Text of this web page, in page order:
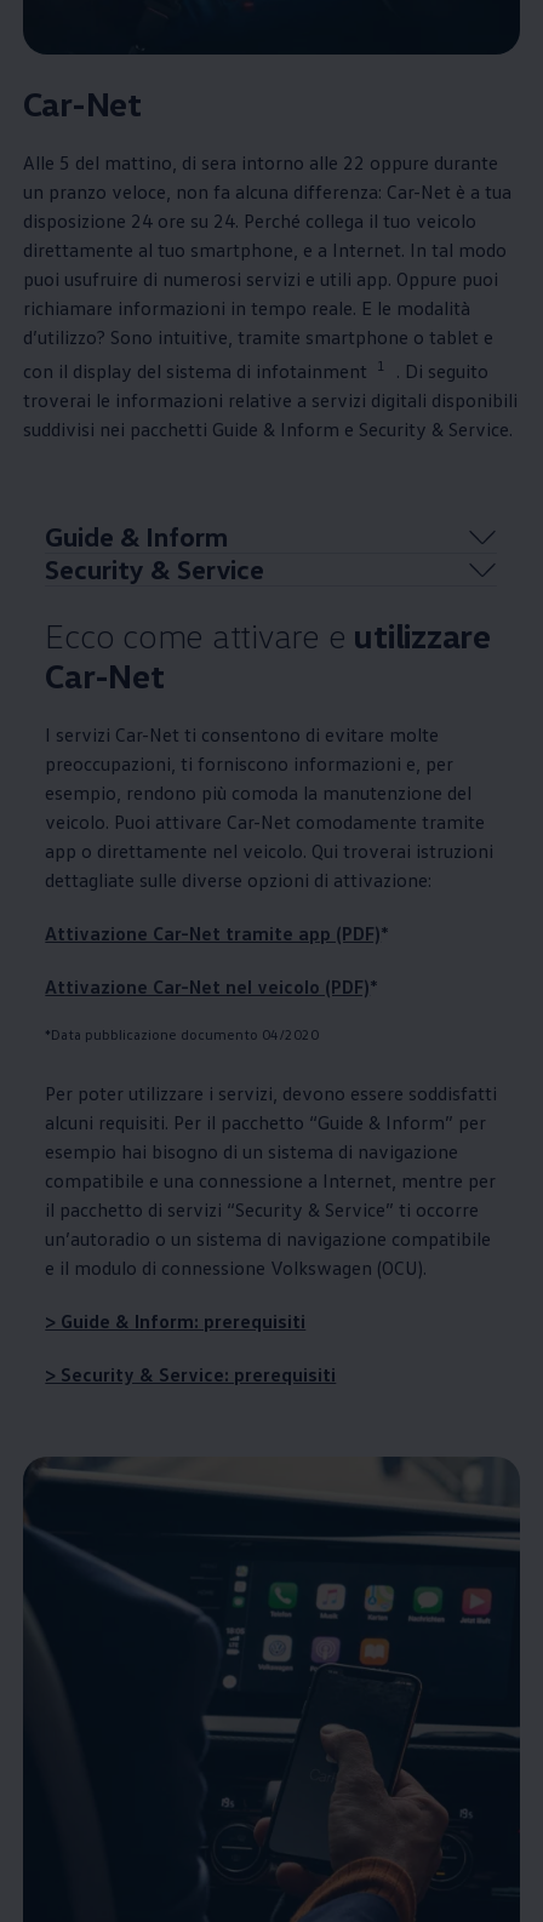
Car-Net
Alle 5 del mattino, di sera intorno alle 22 oppure durante
un pranzo veloce, non fa alcuna differenza: Car-Net è a tua
disposizione 24 ore su 24. Perché collega il tuo veicolo
direttamente al tuo smartphone, e a Internet. In tal modo
puoi usufruire di numerosi servizi e utili app. Oppure puoi
richiamare informazioni in tempo reale. E le modalità
d’utilizzo? Sono intuitive, tramite smartphone o tablet e
con il display del sistema di infotainment
1
. Di seguito
troverai le informazioni relative a servizi digitali disponibili
suddivisi nei pacchetti Guide & Inform e Security & Service.
Guide & Inform
Security & Service
Ecco come attivare e utilizzare
Car-Net
I servizi Car-Net ti consentono di evitare molte
preoccupazioni, ti forniscono informazioni e, per
esempio, rendono più comoda la manutenzione del
veicolo. Puoi attivare Car-Net comodamente tramite
app o direttamente nel veicolo. Qui troverai istruzioni
dettagliate sulle diverse opzioni di attivazione:
Attivazione Car-Net tramite app (PDF)*
Attivazione Car-Net nel veicolo (PDF)*
*Data pubblicazione documento 04/2020
Per poter utilizzare i servizi, devono essere soddisfatti
alcuni requisiti. Per il pacchetto “Guide & Inform” per
esempio hai bisogno di un sistema di navigazione
compatibile e una connessione a Internet, mentre per
il pacchetto di servizi “Security & Service” ti occorre
un’autoradio o un sistema di navigazione compatibile
e il modulo di connessione Volkswagen (OCU).
> Guide & Inform: prerequisiti
> Security & Service: prerequisiti